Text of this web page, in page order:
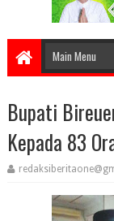
Bupati
Kepada 83